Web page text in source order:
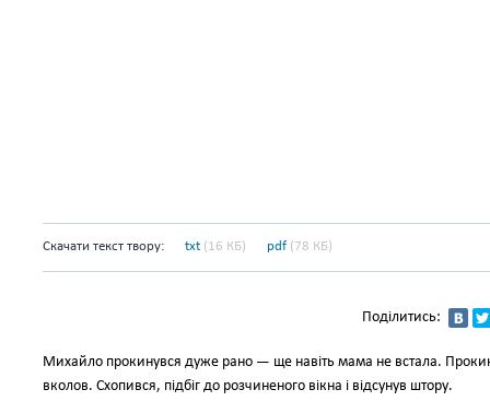
Скачати текст твору: txt (16 КБ) pdf (78 КБ)
Поділитись:
Михайло прокинувся дуже рано — ще навіть мама не встала.
вколов. Схопився, підбіг до розчиненого вікна і відсунув штору.